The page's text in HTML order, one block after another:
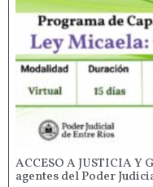
ACCESO A JUSTICIA Y
agentes del Poder